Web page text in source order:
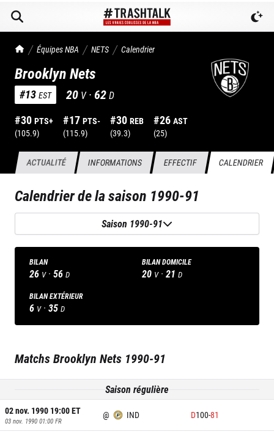
TrashTalk Actu NBA
Équipes NBA NETS Calendrier
Brooklyn Nets
#13 EST 20 V ·62D
#30 PTS+
(105.9)
#17 PTS-
(115.9)
#30 REB
(39.3)
#26 AST
(25)
ACTUALITÉ INFORMATIONS EFFECTIF CALENDRIER
Calendrier de la saison 1990-91
Saison 1990-91
BILAN
26 V · 56 D
BILAN DOMICILE
20 V · 21 D
BILAN EXTÉRIEUR
6 V · 35 D
MatchsBrooklyn Nets 1990-91
Saison régulière
02 nov. 1990 19:00ET
03 nov. 1990 01:00 FR
@ IND D100-81